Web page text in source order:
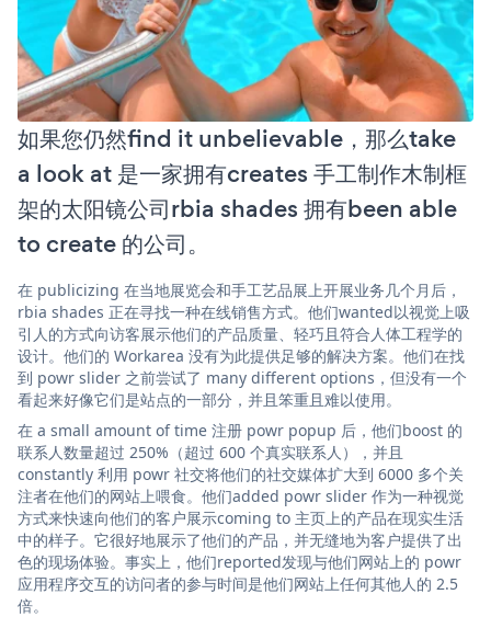
如果您仍然find it unbelievable，那么take
a look at 是一家拥有creates 手工制作木制框
架的太阳镜公司rbia shades 拥有been able
to create 的公司。
在 publicizing 在当地展览会和手工艺品展上开展业务几个月后，
rbia shades 正在寻找一种在线销售方式。他们wanted以视觉上吸
引人的方式向访客展示他们的产品质量、轻巧且符合人体工程学的
设计。他们的 Workarea 没有为此提供足够的解决方案。他们在找
到 powr slider 之前尝试了 many different options，但没有一个
看起来好像它们是站点的一部分，并且笨重且难以使用。
在 a small amount of time 注册 powr popup 后，他们boost 的
联系人数量超过 250%（超过 600 个真实联系人），并且
constantly 利用 powr 社交将他们的社交媒体扩大到 6000 多个关
注者在他们的网站上喂食。他们added powr slider 作为一种视觉
方式来快速向他们的客户展示coming to 主页上的产品在现实生活
中的样子。它很好地展示了他们的产品，并无缝地为客户提供了出
色的现场体验。事实上，他们reported发现与他们网站上的 powr
应用程序交互的访问者的参与时间是他们网站上任何其他人的 2.5
倍。